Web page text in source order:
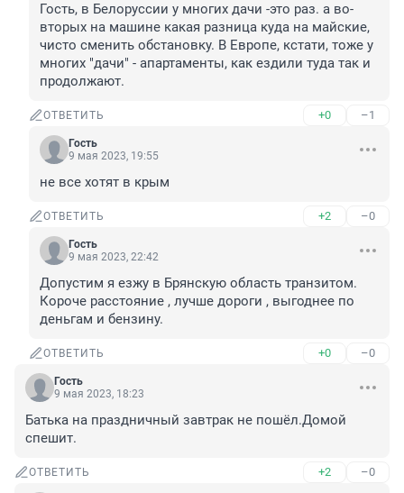
Гость, в Белоруссии у многих дачи -это раз. а во-
вторых на машине какая разница куда на майские,
чисто сменить обстановку. В Европе, кстати, тоже у
многих "дачи" - апартаменты, как ездили туда так и
продолжают.
ОТВЕТИТЬ +0 –1
Гость
9 мая 2023, 19:55
не все хотят в крым
ОТВЕТИТЬ +2 –0
Гость
9 мая 2023, 22:42
Допустим я езжу в Брянскую область транзитом.
Короче расстояние , лучше дороги , выгоднее по
деньгам и бензину.
ОТВЕТИТЬ +0 –0
Гость
9 мая 2023, 18:23
Батька на праздничный завтрак не пошёл.Домой
спешит.
ОТВЕТИТЬ +2 –0